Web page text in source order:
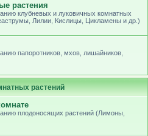
растения
клубневых и луковичных комнатных
Лилии, Кислицы, Цикламены и др.)
папоротников, мхов, лишайников,
растений
плодоносящих растений (Лимоны,